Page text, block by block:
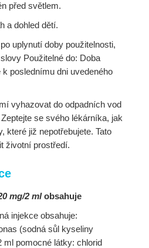
před světlem.
a dohled dětí.
uplynutí doby použitelnosti,
Použitelné do: Doba
poslednímu dni uvedeného
vyhazovat do odpadních vod
se svého lékárníka, jak
které již nepotřebujete. Tato
životní prostředí.
mg/2 mlobsahuje
injekce obsahuje:
(sodná sůl kyseliny
ml pomocné látky: chlorid